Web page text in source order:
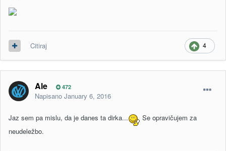
4
Citiraj
Ale 472
Napisano January 6, 2016
Jaz sem pa mislu, da je danes ta dirka...
Se opravičujem za
neudeležbo.